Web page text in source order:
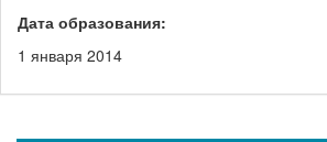
Дата образования:
1 января 2014